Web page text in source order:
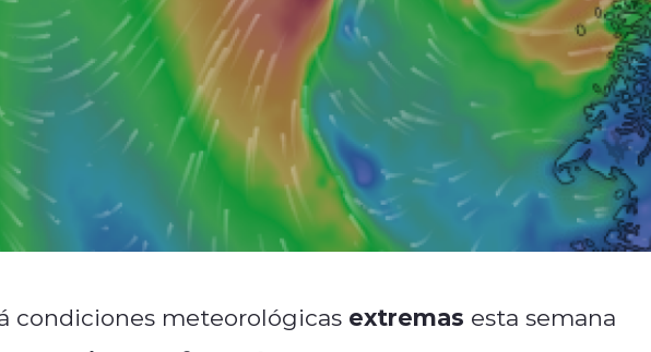
condiciones meteorológicas extremas esta semana